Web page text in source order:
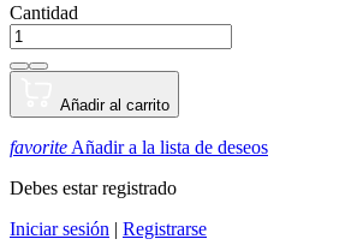
Cantidad
Añadir al carrito
favorite Añadir a la lista de deseos
Debes estar registrado
Iniciar sesión | Registrarse